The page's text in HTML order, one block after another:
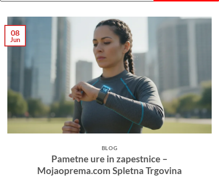
08
Jun
BLOG
Pametne ure in zapestnice –
Mojaoprema.com Spletna Trgovina